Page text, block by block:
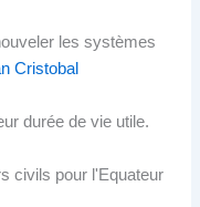
les systèmes
Cristobal
durée de vie utile.
civils pour l'Equateur